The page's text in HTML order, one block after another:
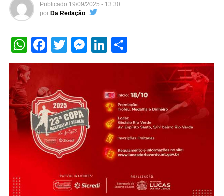
Publicado 19/09/2025 - 13:30
por Da Redação
WhatsApp
Facebook
TwitterMessenger
LinkedIn